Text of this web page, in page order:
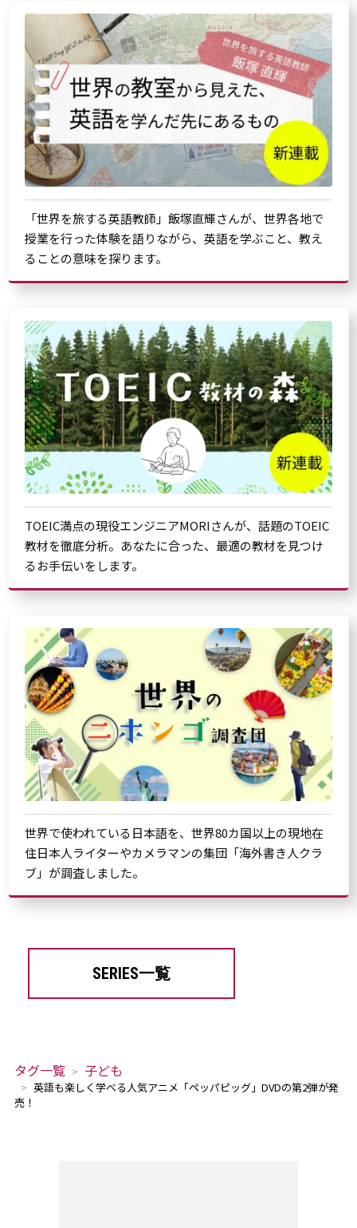
「世界を旅する英語教師」飯塚直輝さんが、世界各地で
授業を行った体験を語りながら、英語を学ぶこと、教え
ることの意味を探ります。
TOEIC満点の現役エンジニアMORIさんが、話題のTOEIC
教材を徹底分析。あなたに合った、最適の教材を見つけ
るお手伝いをします。
世界で使われている日本語を、世界80カ国以上の現地在
住日本人ライターやカメラマンの集団「海外書き人クラ
ブ」が調査しました。
SERIES一覧
タグ一覧 子ども
英語も楽しく学べる人気アニメ「ペッパピッグ」DVDの第2弾が発
売！